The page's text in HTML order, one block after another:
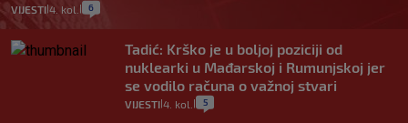
VIJESTI 4. kol. 6
Tadić: Krško je u boljoj poziciji od
nuklearki u Mađarskoj i Rumunjskoj jer
se vodilo računa o važnoj stvari
VIJESTI 4. kol. 5